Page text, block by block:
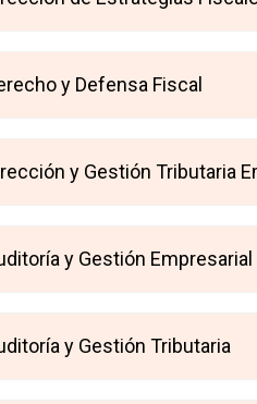
y Defensa Fiscal
y Gestión Tributaria
y Gestión Empresarial
y Gestión Tributaria